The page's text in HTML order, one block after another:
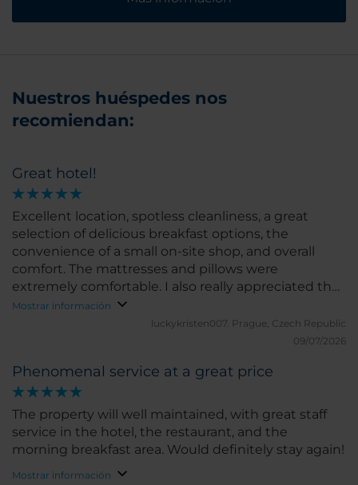
Nuestros huéspedes nos
recomiendan:
Great hotel!
Excellent location, spotless cleanliness, a great
selection of delicious breakfast options, the
convenience of a small on-site shop, and overall
comfort. The mattresses and pillows were
extremely comfortable. I also really appreciated the
complimentary shuttle service between the airport
and the hotel. It made my stay even more
Mostrar información
luckykristen007.
Prague, Czech Republic
09/07/2026
Phenomenal service at a great price
The property will well maintained, with great staff
service in the hotel, the restaurant, and the
morning breakfast area. Would definitely stay again!
Mostrar información